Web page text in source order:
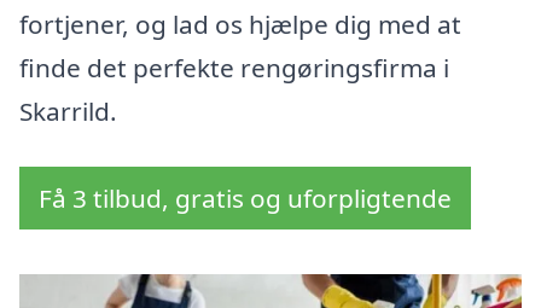
fortjener, og lad os hjælpe dig med at
finde det perfekte rengøringsfirma i
Skarrild.
Få 3 tilbud, gratis og uforpligtende